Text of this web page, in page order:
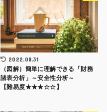
2022.08.31
（図解）簡単に理解できる「財務
諸表分析」～安全性分析～
【難易度★★★☆☆】